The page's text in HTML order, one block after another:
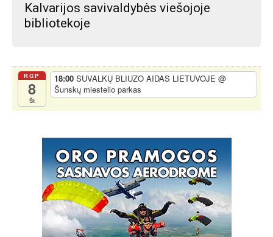
Kalvarijos savivaldybės viešojoje
bibliotekoje
RGP
8
Št
18:00 SUVALKŲ BLIUZO AIDAS LIETUVOJE @
Šunskų miestelio parkas